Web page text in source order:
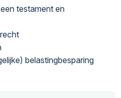
testament en
belastingbesparing